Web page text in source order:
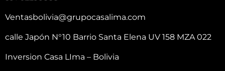
Ventasbolivia@grupocasalima.com
calle Japón N°10 Barrio Santa Elena UV 158 MZA 022
Inversion Casa LIma – Bolivia